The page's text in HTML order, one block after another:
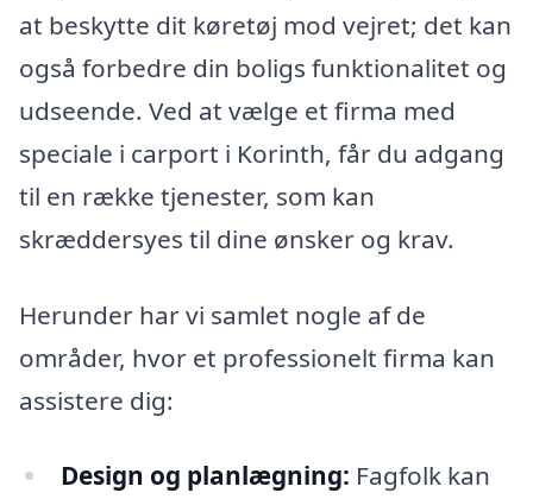
at beskytte dit køretøj mod vejret; det kan
også forbedre din boligs funktionalitet og
udseende. Ved at vælge et firma med
speciale i carport i Korinth, får du adgang
til en række tjenester, som kan
skræddersyes til dine ønsker og krav.
Herunder har vi samlet nogle af de
områder, hvor et professionelt firma kan
assistere dig:
Design og planlægning: Fagfolk kan